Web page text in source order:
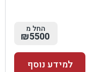
החל מ
₪5500
למידע נוסף